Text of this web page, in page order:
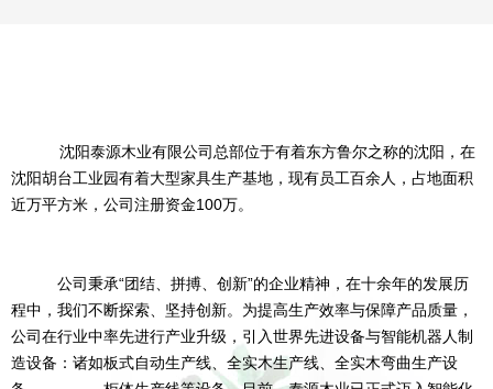
沈阳泰源木业有限公司总部位于有着东方鲁尔之称的沈阳，在
沈阳胡台工业园有着大型家具生产基地，现有员工百余人， 占地面积
近万平方米，公司注册资金100万。
公司秉承“团结、拼搏、创新”的企业精神，在十余年的发展历
程中，我们不断探索、坚持创新。为提高生产效率与保障产品质量，
公司在行业中率先进行产业升级，引入世界先进设备与智能机器人制
造设备：诸如板式自动生产线、全实木生产线、全实木弯曲生产设